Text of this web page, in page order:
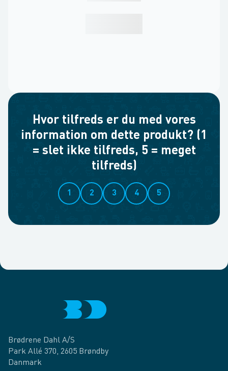
Hvor tilfreds er du med vores
information om dette produkt? (1
= slet ikke tilfreds, 5 = meget
tilfreds)
1 2 3 4 5
Brødrene Dahl A/S
Park Allé 370, 2605 Brøndby
Danmark